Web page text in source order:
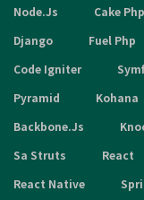
Node.Js Cake Php
Django
Fuel Php
Code Igniter
Pyramid
Kohana
Backbone.Js
Sa Struts
React
React Native